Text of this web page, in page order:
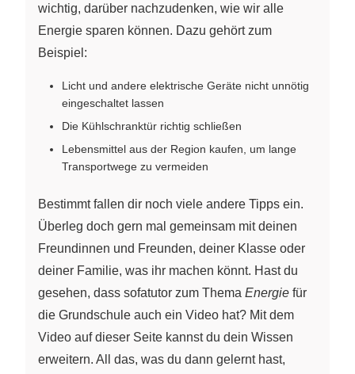
wichtig, darüber nachzudenken, wie wir alle
Energie sparen können. Dazu gehört zum
Beispiel:
Licht und andere elektrische Geräte nicht unnötig
eingeschaltet lassen
Die Kühlschranktür richtig schließen
Lebensmittel aus der Region kaufen, um lange
Transportwege zu vermeiden
Bestimmt fallen dir noch viele andere Tipps ein.
Überleg doch gern mal gemeinsam mit deinen
Freundinnen und Freunden, deiner Klasse oder
deiner Familie, was ihr machen könnt. Hast du
gesehen, dass sofatutor zum Thema Energie für
die Grundschule auch ein Video hat? Mit dem
Video auf dieser Seite kannst du dein Wissen
erweitern. All das, was du dann gelernt hast,